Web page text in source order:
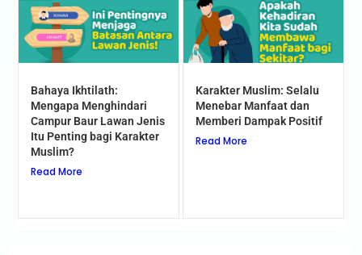
Bahaya Ikhtilath:
Mengapa Menghindari
Campur Baur Lawan Jenis
Itu Penting bagi Karakter
Muslim?
Read More
Karakter Muslim: Selalu
Menebar Manfaat dan
Memberi Dampak Positif
Read More